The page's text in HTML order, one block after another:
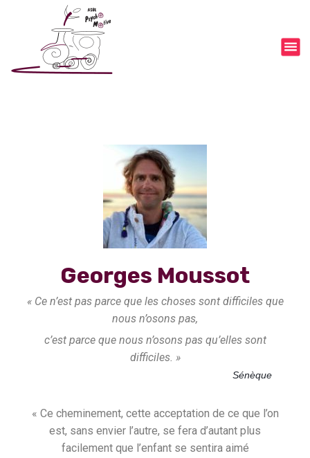
Georges Moussot
« Ce n’est pas parce que les choses sont difficiles que
nous n’osons pas,
c’est parce que nous n’osons pas qu’elles sont
difficiles. »
Sénèque
« Ce cheminement, cette acceptation de ce que l’on
est, sans envier l’autre, se fera d’autant plus
facilement que l’enfant se sentira aimé